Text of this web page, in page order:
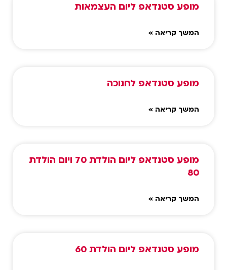
מופע סטנדאפ ליום העצמאות
המשך קריאה »
מופע סטנדאפ לחנוכה
המשך קריאה »
מופע סטנדאפ ליום הולדת 70 ויום הולדת
80
המשך קריאה »
מופע סטנדאפ ליום הולדת 60